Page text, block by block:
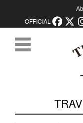
OFFICIAL